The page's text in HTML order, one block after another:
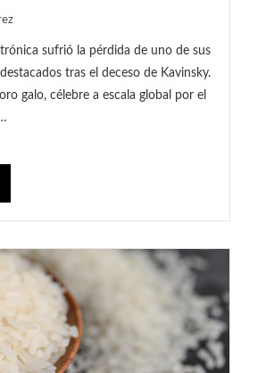
sufrió la pérdida de uno de sus
tras el deceso de Kavinsky.
galo, célebre a escala global por el